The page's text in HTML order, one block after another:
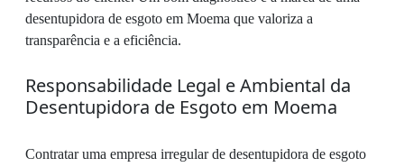
desentupidora de esgoto em Moema que valoriza a
transparência e a eficiência.
Responsabilidade Legal e Ambiental da
Desentupidora de Esgoto em Moema
Contratar uma empresa irregular de desentupidora de esgoto